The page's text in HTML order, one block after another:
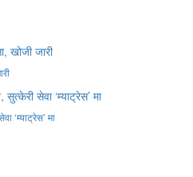
‘म्याट्रेस’ मा